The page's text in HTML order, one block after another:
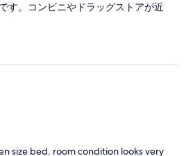
す。コンビニやドラッグストアが近
size bed. room condition looks very